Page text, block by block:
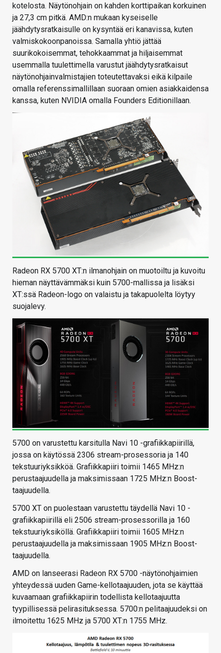
kotelosta. Näytönohjain on kahden korttipaikan korkuinen
ja 27,3 cm pitkä. AMD:n mukaan kyseiselle
jäähdytysratkaisulle on kysyntää eri kanavissa, kuten
valmiskokoonpanoissa. Samalla yhtiö jättää
suurikokoisemmat, tehokkaammat ja hiljaisemmat
usemmalla tuulettimella varustut jäähdytysratkaisut
näytönohjainvalmistajien toteutettavaksi eikä kilpaile
omalla referenssimallillaan suoraan omien asiakkaidensa
kanssa, kuten NVIDIA omalla Founders Editionillaan.
Radeon RX 5700 XT:n ilmanohjain on muotoiltu ja kuvoitu
hieman näyttävämmäksi kuin 5700-mallissa ja lisäksi
XT:ssä Radeon-logo on valaistu ja takapuolelta löytyy
suojalevy.
5700 on varustettu karsitulla Navi 10 -grafiikkapiirillä,
jossa on käytössä 2306 stream-prosessoria ja 140
tekstuuriyksikköä. Grafiikkapiiri toimii 1465 MHz:n
perustaajuudella ja maksimissaan 1725 MHz:n Boost-
taajuudella.
5700 XT on puolestaan varustettu täydellä Navi 10 -
grafiikkapiirillä eli 2506 stream-prosessorilla ja 160
tekstuuriyksiköllä. Grafiikkapiiri toimii 1605 MHz:n
perustaajuudella ja maksimissaan 1905 MHz:n Boost-
taajuudella.
AMD on lanseerasi Radeon RX 5700 -näytönohjaimien
yhteydessä uuden Game-kellotaajuuden, jota se käyttää
kuvaamaan grafiikkapiirin todellista kellotaajuutta
tyypillisessä pelirasituksessa. 5700:n pelitaajuudeksi on
ilmoitettu 1625 MHz ja 5700 XT:n 1755 MHz.